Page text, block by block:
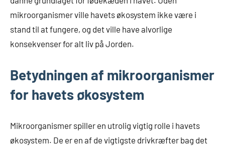
mikroorganismer ville havets økosystem ikke være i
stand til at fungere, og det ville have alvorlige
konsekvenser for alt liv på Jorden.
Betydningen af mikroorganismer
for havets økosystem
Mikroorganismer spiller en utrolig vigtig rolle i havets
økosystem. De er en af de vigtigste drivkræfter bag det